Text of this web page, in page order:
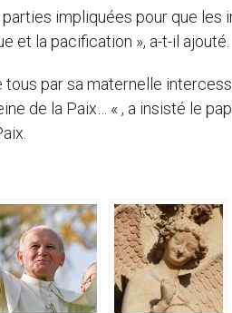
impliquées pour que
et la pacification », a-t-il ajouté.
tous par sa maternelle
de la Paix… « , a insisté le